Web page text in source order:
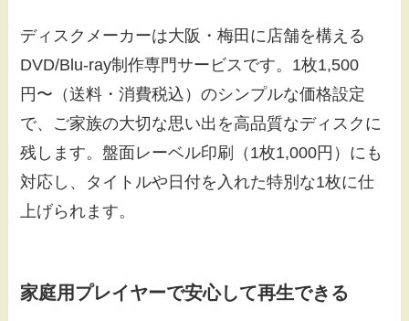
ディスクメーカーは大阪・梅田に店舗を構える
DVD/Blu-ray制作専門サービスです。1枚1,500
円〜（送料・消費税込）のシンプルな価格設定
で、ご家族の大切な思い出を高品質なディスクに
残します。盤面レーベル印刷（1枚1,000円）にも
対応し、タイトルや日付を入れた特別な1枚に仕
上げられます。
家庭用プレイヤーで安心して再生できる